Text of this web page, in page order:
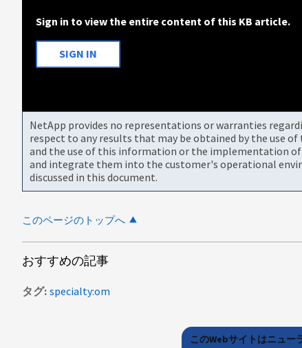
Sign in to view the entire content of this KB article.
SIGN IN
NetApp provides no representations or warranties
respect to any results that may be obtained by the use
and the use of this information or the implementation of
and integrate them into the customer's operational
discussed in this document.
このページのトップへ
おすすめの記事
タグ specialty:om
このWebサイトはニュー